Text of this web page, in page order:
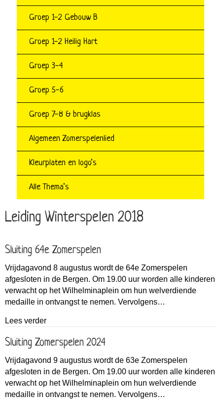
Groep 1-2 Gebouw B
Groep 1-2 Heilig Hart
Groep 3-4
Groep 5-6
Groep 7-8 & brugklas
Algemeen Zomerspelenlied
Kleurplaten en logo’s
Alle Thema’s
Leiding Winterspelen 2018
Sluiting 64e Zomerspelen
Vrijdagavond 8 augustus wordt de 64e Zomerspelen
afgesloten in de Bergen. Om 19.00 uur worden alle kinderen
verwacht op het Wilhelminaplein om hun welverdiende
medaille in ontvangst te nemen. Vervolgens…
Lees verderabout Sluiting 64e Zomerspelen
Sluiting Zomerspelen 2024
Vrijdagavond 9 augustus wordt de 63e Zomerspelen
afgesloten in de Bergen. Om 19.00 uur worden alle kinderen
verwacht op het Wilhelminaplein om hun welverdiende
medaille in ontvangst te nemen. Vervolgens…